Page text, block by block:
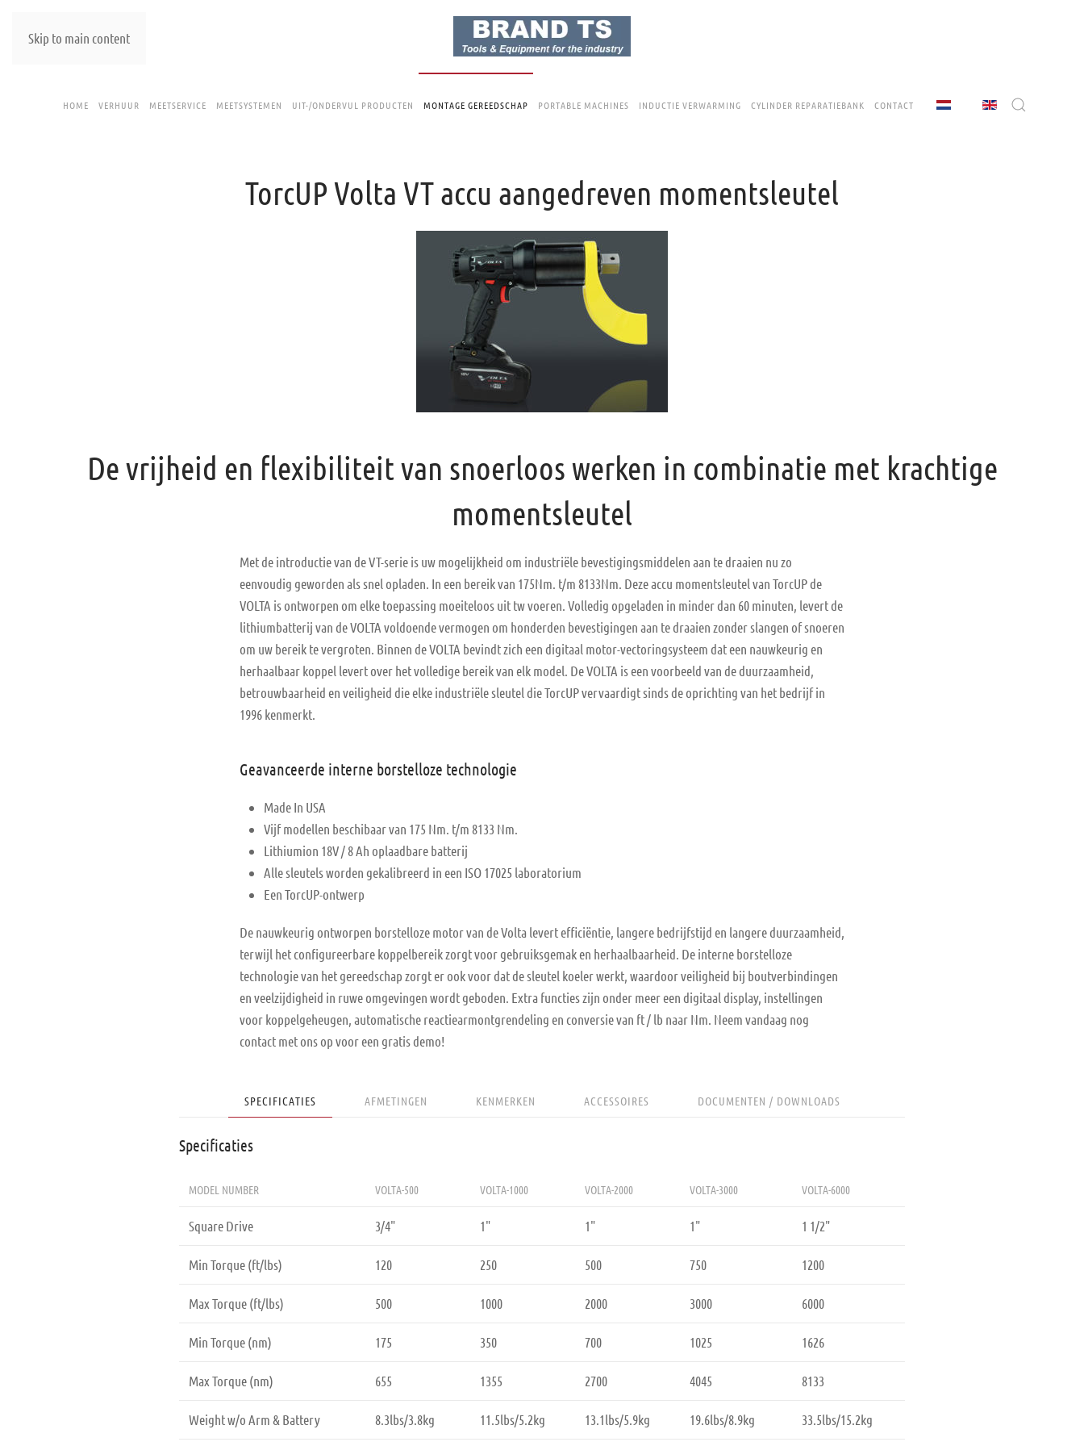
Skip to main content
HOME VERHUUR MEETSERVICE MEETSYSTEMEN UIT-/ONDERVUL PRODUCTEN MONTAGE GEREEDSCHAP PORTABLE MACHINES INDUCTIE VERWARMING CYLINDER REPARATIEBANK CONTACT
TorcUP Volta VT accu aangedreven momentsleutel
De vrijheid en flexibiliteit van snoerloos werken in combinatie met krachtige
momentsleutel
Met de introductie van de VT-serie is uw mogelijkheid om industriële bevestigingsmiddelen aan te draaien nu zo
eenvoudig geworden als snel opladen. In een bereik van 175Nm. t/m 8133Nm. Deze accu momentsleutel van TorcUP de
VOLTA is ontworpen om elke toepassing moeiteloos uit tw voeren. Volledig opgeladen in minder dan 60 minuten, levert de
lithiumbatterij van de VOLTA voldoende vermogen om honderden bevestigingen aan te draaien zonder slangen of snoeren
om uw bereik te vergroten. Binnen de VOLTA bevindt zich een digitaal motor-vectoringsysteem dat een nauwkeurig en
herhaalbaar koppel levert over het volledige bereik van elk model. De VOLTA is een voorbeeld van de duurzaamheid,
betrouwbaarheid en veiligheid die elke industriële sleutel die TorcUP vervaardigt sinds de oprichting van het bedrijf in
1996 kenmerkt.
Geavanceerde interne borstelloze technologie
Made In USA
Vijf modellen beschibaar van 175 Nm. t/m 8133 Nm.
Lithiumion 18V / 8 Ah oplaadbare batterij
Alle sleutels worden gekalibreerd in een ISO 17025 laboratorium
Een TorcUP-ontwerp
De nauwkeurig ontworpen borstelloze motor van de Volta levert efficiëntie, langere bedrijfstijd en langere duurzaamheid,
terwijl het configureerbare koppelbereik zorgt voor gebruiksgemak en herhaalbaarheid. De interne borstelloze
technologie van het gereedschap zorgt er ook voor dat de sleutel koeler werkt, waardoor veiligheid bij boutverbindingen
en veelzijdigheid in ruwe omgevingen wordt geboden. Extra functies zijn onder meer een digitaal display, instellingen
voor koppelgeheugen, automatische reactiearmontgrendeling en conversie van ft / lb naar Nm. Neem vandaag nog
contact met ons op voor een gratis demo!
SPECIFICATIES AFMETINGEN KENMERKEN ACCESSOIRES DOCUMENTEN / DOWNLOADS
Specificaties
MODEL NUMBER VOLTA-500 VOLTA-1000 VOLTA-2000 VOLTA-3000 VOLTA-6000
Square Drive 3/4" 1" 1" 1" 1 1/2"
Min Torque (ft/lbs) 120 250 500 750 1200
Max Torque (ft/lbs) 500 1000 2000 3000 6000
Min Torque (nm) 175 350 700 1025 1626
Max Torque (nm) 655 1355 2700 4045 8133
Weight w/o Arm & Battery 8.3lbs/3.8kg 11.5lbs/5.2kg 13.1lbs/5.9kg 19.6lbs/8.9kg 33.5lbs/15.2kg